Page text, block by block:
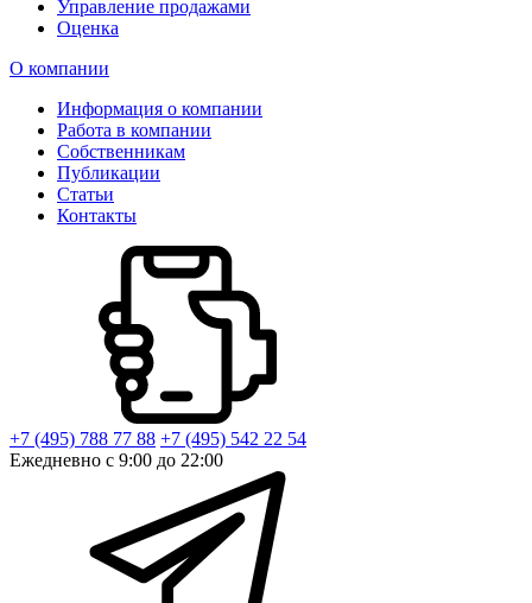
Управление продажами
Оценка
О компании
Информация о компании
Работа в компании
Собственникам
Публикации
Статьи
Контакты
+7 (495) 788 77 88 +7 (495) 542 22 54
Ежедневно с 9:00 до 22:00